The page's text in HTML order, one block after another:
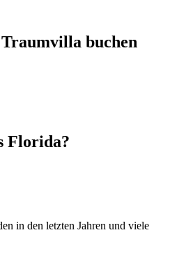
buchen
Florida?
in den letzten Jahren und viele